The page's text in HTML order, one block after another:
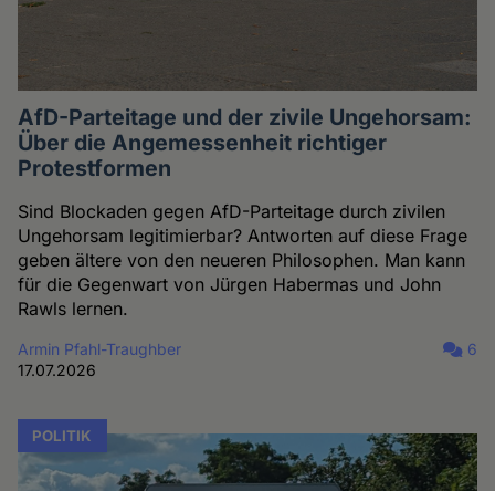
AfD-Parteitage und der zivile Ungehorsam:
Über die Angemessenheit richtiger
Protestformen
Sind Blockaden gegen AfD-Parteitage durch zivilen
Ungehorsam legitimierbar? Antworten auf diese Frage
geben ältere von den neueren Philosophen. Man kann
für die Gegenwart von Jürgen Habermas und John
Rawls lernen.
Armin Pfahl-Traughber
17.07.2026
6
POLITIK